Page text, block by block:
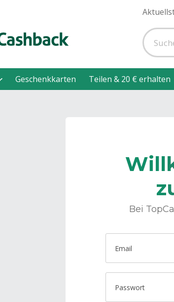
Geschenkkarten Teilen & 20 € erhalten
Bei
Email
Passwort